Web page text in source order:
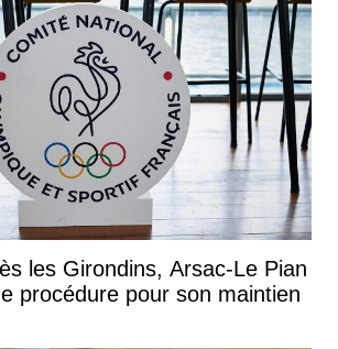
les Girondins, Arsac-Le Pian
procédure pour son maintien